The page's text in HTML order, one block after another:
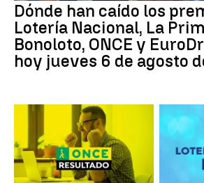
Dónde han caído los
Lotería Nacional, La
Bonoloto, ONCE y
hoy jueves 6 de agosto